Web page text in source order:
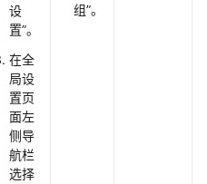
设
置”。
在全
局设
置页
面左
侧导
航栏
选择
组”。